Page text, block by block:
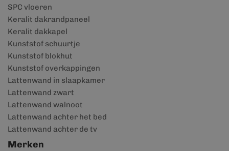
SPC vloeren
Keralit dakrandpaneel
Keralit dakkapel
Kunststof schuurtje
Kunststof blokhut
Kunststof overkappingen
Lattenwand in slaapkamer
Lattenwand zwart
Lattenwand walnoot
Lattenwand achter het bed
Lattenwand achter de tv
Merken